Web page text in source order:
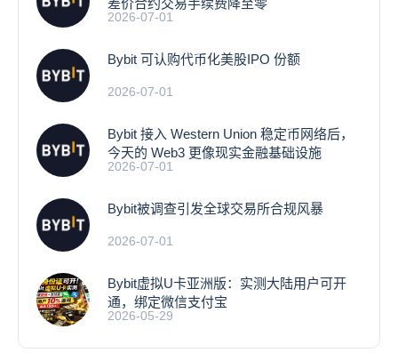
2026-07-01
Bybit 可认购代币化美股IPO 份额
2026-07-01
Bybit 接入 Western Union 稳定币网络后，
今天的 Web3 更像现实金融基础设施
2026-07-01
Bybit被调查引发全球交易所合规风暴
2026-07-01
Bybit虚拟U卡亚洲版：实测大陆用户可开
通，绑定微信支付宝
2026-05-29